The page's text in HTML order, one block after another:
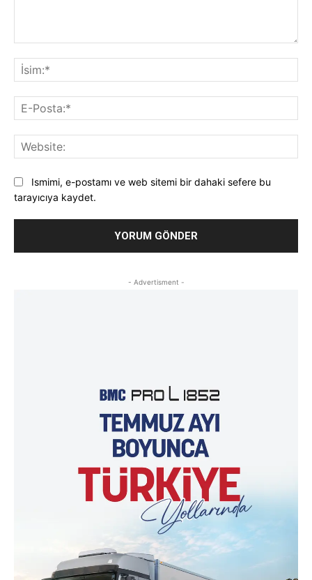
Ismimi, e-postamı ve web sitemi bir dahaki sefere bu
tarayıcıya kaydet.
- Advertisment -